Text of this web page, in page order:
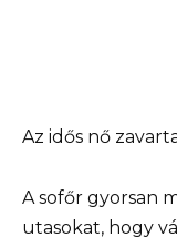
Az idős nő
A sofőr gyorsan
utasokat, hogy